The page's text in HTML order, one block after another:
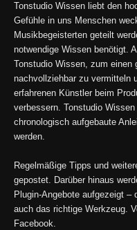
Tonstudio Wissen liebt den
Gefühle in uns Menschen
Musikbegeisterten geteilt
notwendige Wissen benötigt.
Tonstudio Wissen, zum einen
nachvollziehbar zu vermitteln
erfahrenen Künstler beim
verbessern. Tonstudio
chronologisch aufgebaute
werden.
Regelmäßige Tipps und
gepostet. Darüber hinaus
Plugin-Angebote aufgezeigt –
auch das richtige Werkzeug.
Facebook.